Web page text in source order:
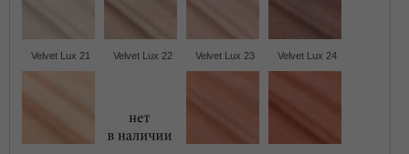
Velvet Lux 21 Velvet Lux 22 Velvet Lux 23 Velvet Lux 24